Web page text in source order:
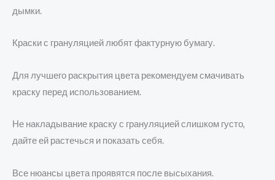
дымки.
Краски с грануляцией любят фактурную бумагу.
Для лучшего раскрытия цвета рекомендуем смачивать
краску перед использованием.
Не накладывание краску с грануляцией слишком густо,
дайте ей растечься и показать себя.
Все нюансы цвета проявятся после высыхания.